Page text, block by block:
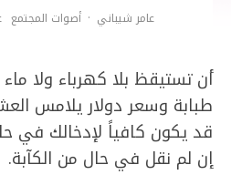
عامر شيباني · أصوات المجتمع
أن تستيقظ بلا كهرباء ولا
طبابة وسعر دولار يلامس
قد يكون كافياً لإدخالك في
إن لم نقل في حال من الكآبة.